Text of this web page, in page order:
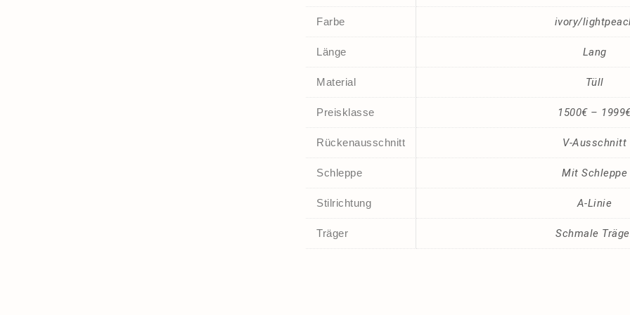
Farbe ivory/
Länge Lang
Material Tüll
Preisklasse 1500€ –
Rückenausschnitt V-Ausschnitt
Schleppe Mit Schleppe
Stilrichtung A-Linie
Träger Schmale